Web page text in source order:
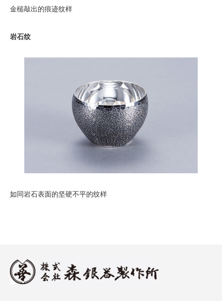
金槌敲出的痕迹纹样
岩石纹
如同岩石表面的坚硬不平的纹样